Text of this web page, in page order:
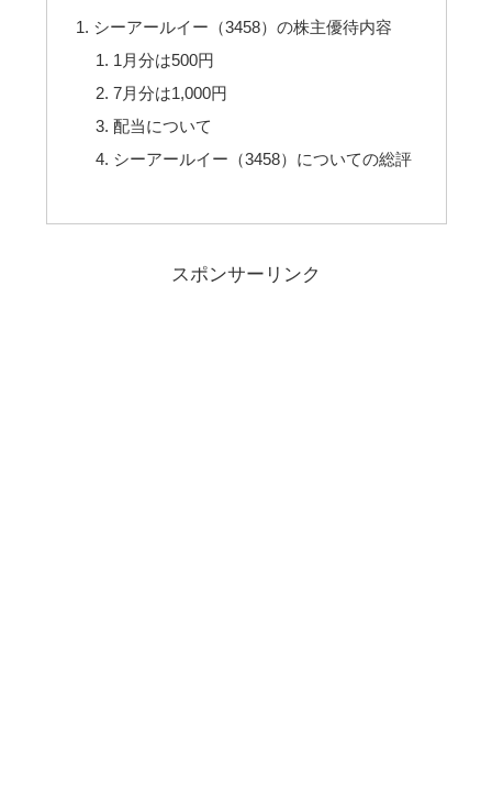
シーアールイー（3458）の株主優待内容
1月分は500円
7月分は1,000円
配当について
シーアールイー（3458）についての総評
スポンサーリンク